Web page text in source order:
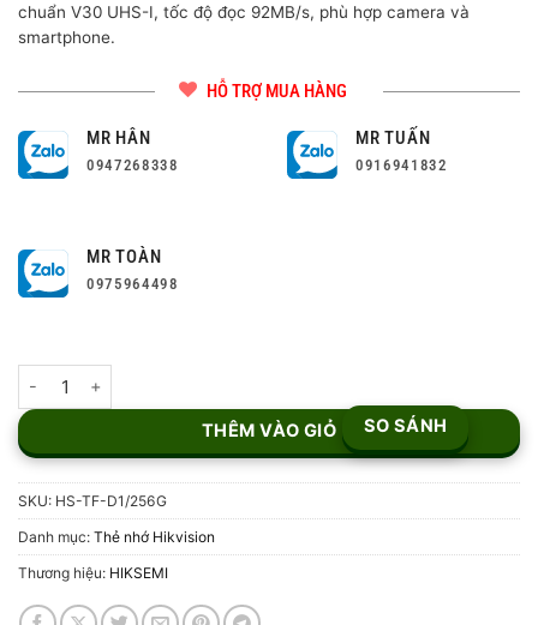
chuẩn V30 UHS-I, tốc độ đọc 92MB/s, phù hợp camera và
smartphone.
HỖ TRỢ MUA HÀNG
MR HÂN
0947268338
MR TUẤN
0916941832
MR TOÀN
0975964498
THÊM VÀO GIỎ SO SÁNH
SKU: HS-TF-D1/256G
Danh mục: Thẻ nhớ Hikvision
Thương hiệu: HIKSEMI